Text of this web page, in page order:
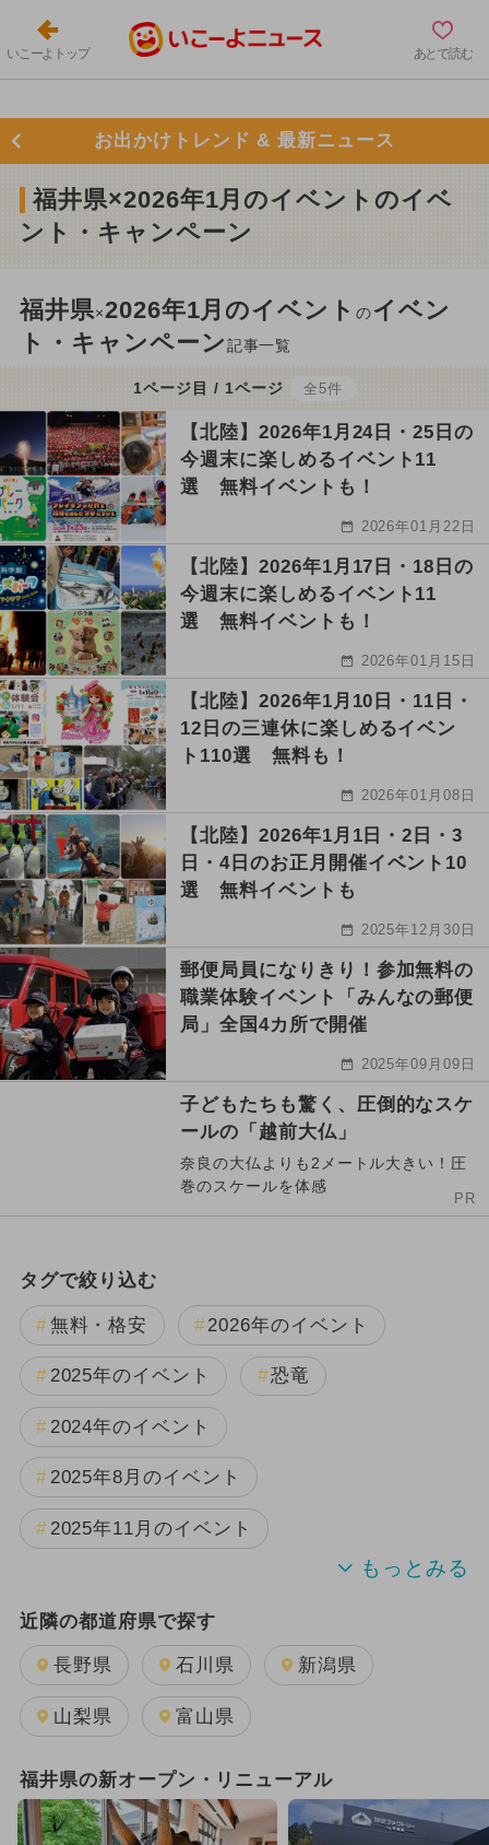
いこーよトップ あとで読む
お出かけトレンド & 最新ニュース
福井県×2026年1月のイベントのイベ
ント・キャンペーン
福井県×2026年1月のイベントのイベン
ト・キャンペーン記事一覧
1ページ目 / 1ページ 全5件
【北陸】2026年1月24日・25日の
今週末に楽しめるイベント11
選 無料イベントも！
2026年01月22日
【北陸】2026年1月17日・18日の
今週末に楽しめるイベント11
選 無料イベントも！
2026年01月15日
【北陸】2026年1月10日・11日・
12日の三連休に楽しめるイベン
ト110選 無料も！
2026年01月08日
【北陸】2026年1月1日・2日・3
日・4日のお正月開催イベント10
選 無料イベントも
2025年12月30日
郵便局員になりきり！参加無料の
職業体験イベント「みんなの郵便
局」全国4カ所で開催
2025年09月09日
子どもたちも驚く、圧倒的なスケ
ールの「越前大仏」
奈良の大仏よりも2メートル大きい！圧
巻のスケールを体感
PR
タグで絞り込む
無料・格安 2026年のイベント
2025年のイベント 恐竜
2024年のイベント
2025年8月のイベント
2025年11月のイベント
夏休み 2025年9月のイベント
2025年7月のイベント 日帰り
2025年10月のイベント
2024年11月のイベント 雨の日OK
近隣の都道府県で探す
長野県 石川県 新潟県
山梨県 富山県
福井県の新オープン・リニューアル